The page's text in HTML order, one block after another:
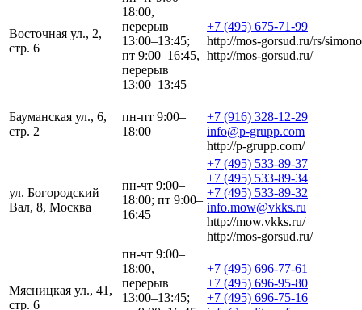
Восточная ул., 2,
стр. 6
18:00,
перерыв
13:00–13:45;
пт 9:00–16:45,
перерыв
13:00–13:45
+7 (495) 675-71-99
http://mos-gorsud.ru/rs/
http://mos-gorsud.ru/
Бауманская ул., 6,
стр. 2
пн-пт 9:00–
18:00
+7 (916) 328-12-29
info@p-grupp.com
http://p-grupp.com/
ул. Богородский
Вал, 8, Москва
пн-чт 9:00–
18:00; пт 9:00–
16:45
+7 (495) 533-89-37
+7 (495) 533-89-34
+7 (495) 533-89-32
info.mow@vkks.ru
http://mow.vkks.ru/
http://mos-gorsud.ru/
Мясницкая ул., 41,
стр. 6
пн-чт 9:00–
18:00,
перерыв
13:00–13:45;
+7 (495) 696-77-61
+7 (495) 696-95-80
+7 (495) 696-75-16